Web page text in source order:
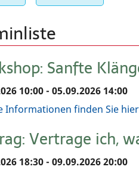
Sanfte
10:00 - 05.09.2026 14:00
Informationen finden Sie
Vertrage ich,
18:30 - 09.09.2026 20:00